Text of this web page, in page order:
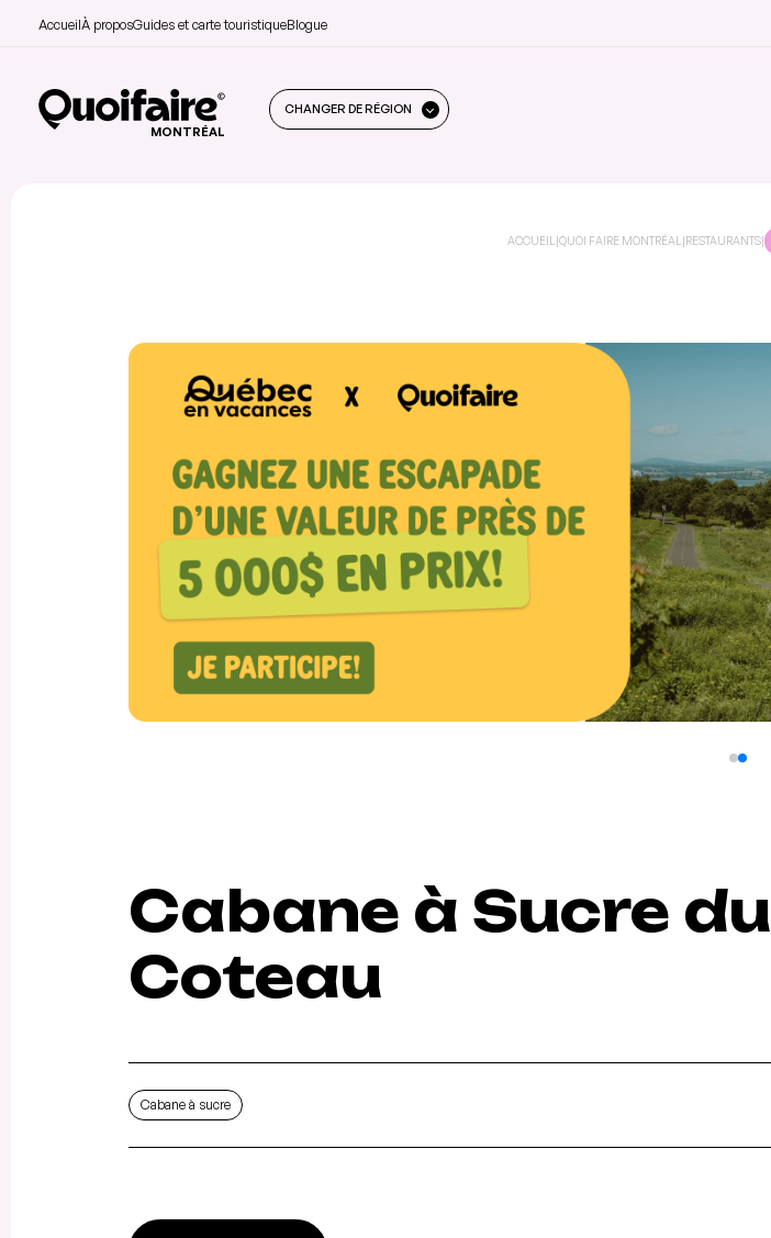
AccueilÀ proposGuides et carte touristiqueBlogue
MONTRÉAL
CHANGER DE RÉGION
ACCUEIL |QUOI FAIRE MONTRÉAL |RESTAURANTS|
Cabane à Sucre du
Coteau
Cabane à sucre